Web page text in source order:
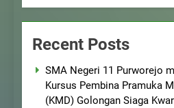
Recent Posts
SMA Negeri 11 Purworejo
Kursus Pembina Pramuka
(KMD) Golongan Siaga